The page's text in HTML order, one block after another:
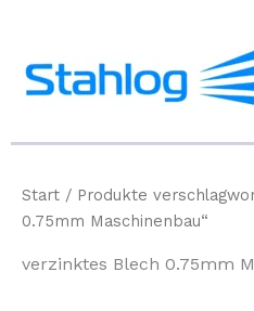
springen
Start / Produkte
0.75mm Maschinenbau“
verzinktes Blech 0.75mm